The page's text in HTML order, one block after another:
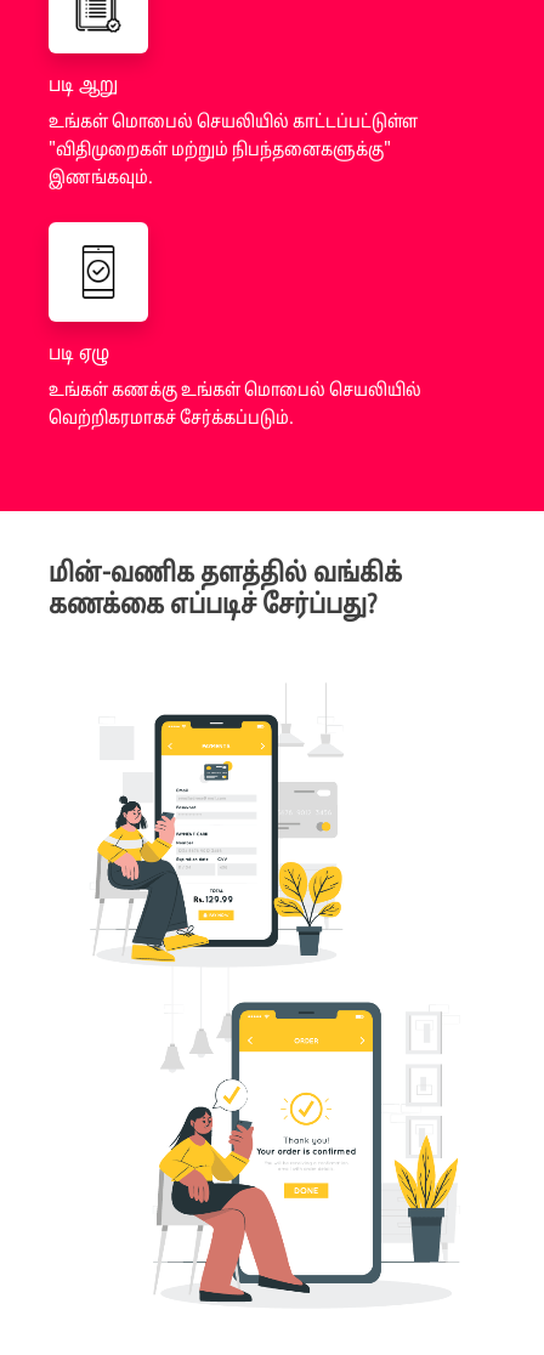
படி ஆறு
உங்கள் மொபைல் செயலியில் காட்டப்பட்டுள்ள
"விதிமுறைகள் மற்றும் நிபந்தனைகளுக்கு"
இணங்கவும்.
படி ஏழு
உங்கள் கணக்கு உங்கள் மொபைல் செயலியில்
வெற்றிகரமாகச் சேர்க்கப்படும்.
மின்-வணிக தளத்தில் வங்கிக்
கணக்கை எப்படிச் சேர்ப்பது?